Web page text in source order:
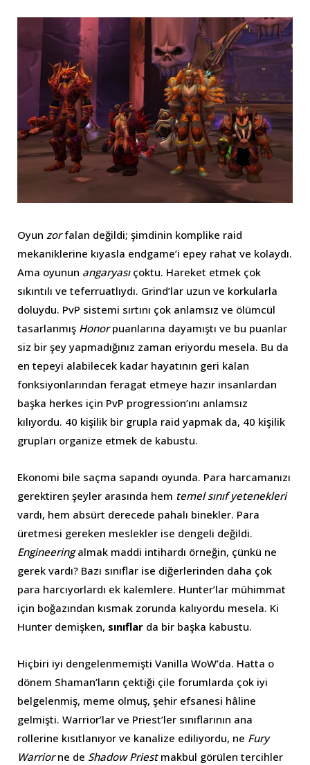
Oyun zorfalan değildi; şimdinin komplike raid
mekaniklerine kıyasla endgame’i epey rahat ve kolaydı.
Ama oyunun angaryasıçoktu. Hareket etmek çok
sıkıntılı ve teferruatlıydı. Grind’lar uzun ve korkularla
doluydu. PvP sistemi sırtını çok anlamsız ve ölümcül
tasarlanmış Honorpuanlarına dayamıştı ve bu puanlar
siz bir şey yapmadığınız zaman eriyordu mesela. Bu da
en tepeyi alabilecek kadar hayatının geri kalan
fonksiyonlarından feragat etmeye hazır insanlardan
başka herkes için PvP progression’ını anlamsız
kılıyordu. 40 kişilik bir grupla raid yapmak da, 40 kişilik
grupları organize etmek de kabustu.
Ekonomi bile saçma sapandı oyunda. Para harcamanızı
gerektiren şeyler arasında hem temel sınıf yetenekleri
vardı, hem absürt derecede pahalı binekler. Para
üretmesi gereken meslekler ise dengeli değildi.
Engineeringalmak maddi intihardı örneğin, çünkü ne
gerek vardı? Bazı sınıflar ise diğerlerinden daha çok
para harcıyorlardı ek kalemlere. Hunter’lar mühimmat
için boğazından kısmak zorunda kalıyordu mesela. Ki
Hunter demişken, sınıflar da bir başka kabustu.
Hiçbiri iyi dengelenmemişti Vanilla WoW’da. Hatta o
dönem Shaman’ların çektiği çile forumlarda çok iyi
belgelenmiş, meme olmuş, şehir efsanesi hâline
gelmişti. Warrior’lar ve Priest’ler sınıflarının ana
rollerine kısıtlanıyor ve kanalize ediliyordu, ne Fury
Warriorne de Shadow Priestmakbul görülen tercihler